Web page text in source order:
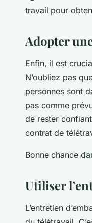
travail pour
Adopter
Enfin, il est
N’oubliez pas
personnes sont
pas comme
de rester
contrat de
Bonne chance
Utiliser
L’entretien